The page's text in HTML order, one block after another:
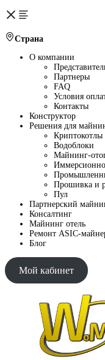
Страна
О компании
Партнеры
FAQ
Условия
Контакты
Конструктор
Решения для
Криптокотлы
Водоблоки
Майнинг-
Прошивка и
Пул
Партнерский
Консалтинг
Майнинг отель
Ремонт ASIC-
Блог
Мой кабинет